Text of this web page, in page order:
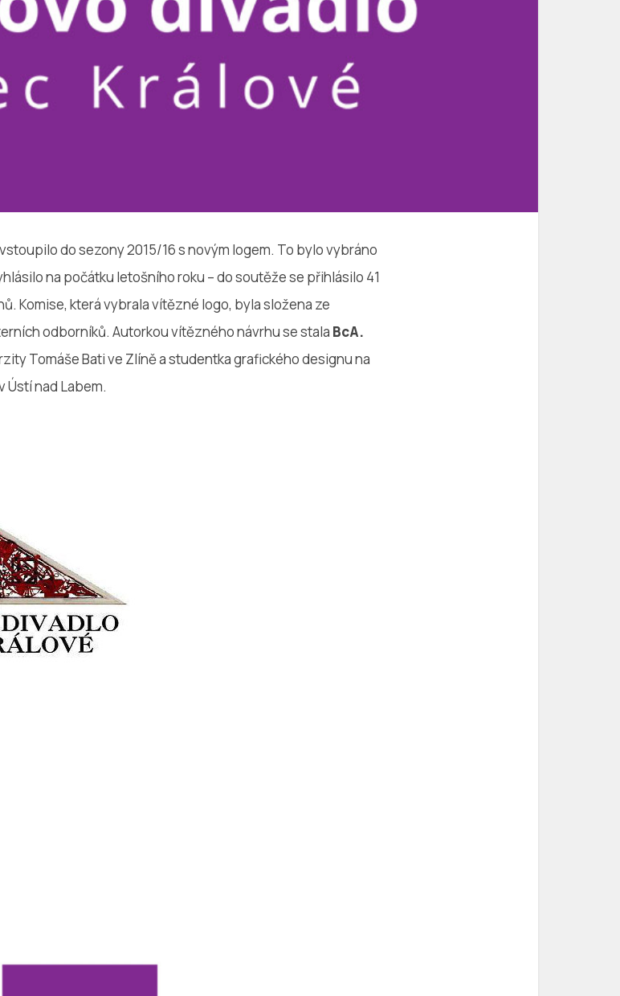
do sezony 2015/16 s novým logem. To bylo vybráno
na počátku letošního roku – do soutěže se přihlásilo 41
Komise, která vybrala vítězné logo, byla složena ze
odborníků. Autorkou vítězného návrhu se stala BcA.
Tomáše Bati ve Zlíně a studentka grafického designu na
Ústí nad Labem.